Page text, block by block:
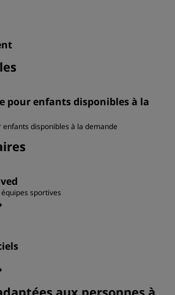
pour enfants disponibles à la
enfants disponibles à la demande
sportives